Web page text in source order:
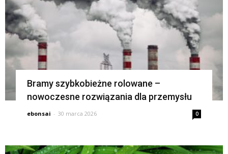
Bramy szybkobieżne rolowane –
nowoczesne rozwiązania dla przemysłu
ebonsai - 30 marca 2026 0